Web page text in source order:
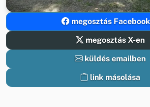
megosztás
megosztás X-en
küldés emailben
link másolása